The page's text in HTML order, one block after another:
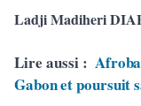
Ladji Madiheri
Lire aussi :
Gabon et poursuit